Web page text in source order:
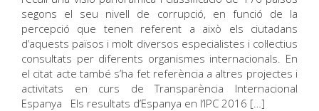
segons el seu nivell de corrupció, en funció de la
percepció que tenen referent a això els ciutadans
d’aquests països i molt diversos especialistes i col·lectius
consultats per diferents organismes internacionals. En
el citat acte també s’ha fet referència a altres projectes i
activitats en curs de Transparència Internacional
Espanya Els resultats d’Espanya en l’IPC 2016 […]